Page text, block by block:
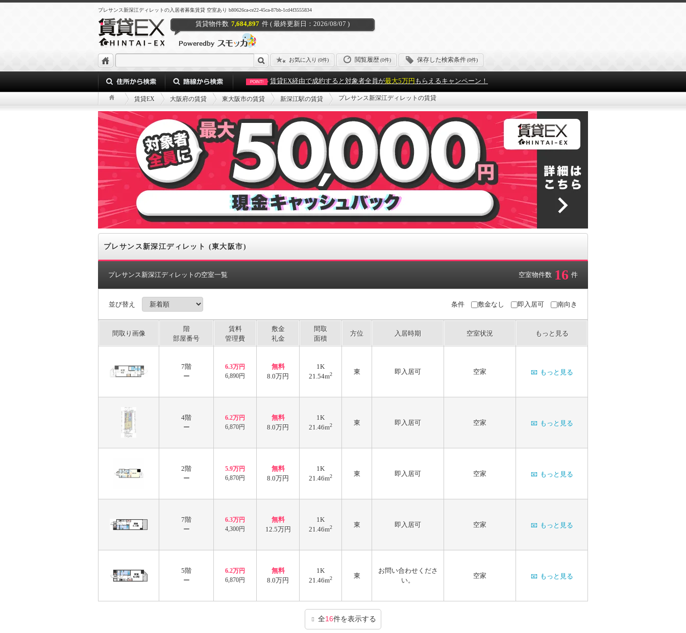
プレサンス新深江ディレットの入居者募集賃貸 空室あり b80626ca-ce22-45ca-87bb-1cd4f3555834
賃貸物件数 7,684,897 件 ( 最終更新日：2026/08/07 )
お気に入り (0件) 閲覧履歴(0件) 保存した検索条件(0件)
POINT! 賃貸EX経由で成約すると対象者全員が最大5万円 もらえるキャンペーン！
賃貸EX 大阪府の賃貸 東大阪市の賃貸 新深江駅の賃貸 プレサンス新深江ディレットの賃貸
プレサンス新深江ディレット (東大阪市)
プレサンス新深江ディレットの空室一覧 空室物件数 16 件
並び替え 条件 敷金なし 即入居可 南向き
間取り画像
階
部屋番号
賃料
管理費
敷金
礼金
間取
面積
方位 入居時期 空室状況 もっと見る
7階
ー
6.3万円
6,890円
無料
8.0万円
1K
21.54m2 東 即入居可 空家 📧 もっと見る
4階
ー
6.2万円
6,870円
無料
8.0万円
1K
21.46m2 東 即入居可 空家 📧 もっと見る
2階
ー
5.9万円
6,870円
無料
8.0万円
1K
21.46m2 東 即入居可 空家 📧 もっと見る
7階
ー
6.3万円
4,300円
無料
12.5万円
1K
21.46m2 東 即入居可 空家 📧 もっと見る
5階
ー
6.2万円
6,870円
無料
8.0万円
1K
21.46m2 東
お問い合わせくださ
い。
空家 📧 もっと見る
全16件を表示する